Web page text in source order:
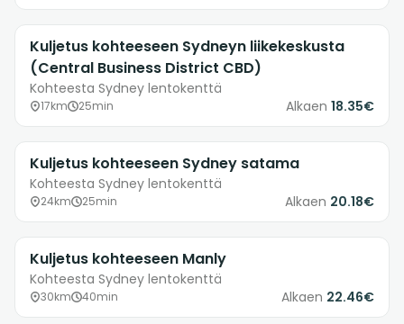
Kuljetus kohteeseen Sydneyn liikekeskusta
(Central Business District CBD)
Kohteesta Sydney lentokenttä
17km 25min Alkaen 18.35€
Kuljetus kohteeseen Sydney satama
Kohteesta Sydney lentokenttä
24km 25min Alkaen 20.18€
Kuljetus kohteeseen Manly
Kohteesta Sydney lentokenttä
30km 40min Alkaen 22.46€